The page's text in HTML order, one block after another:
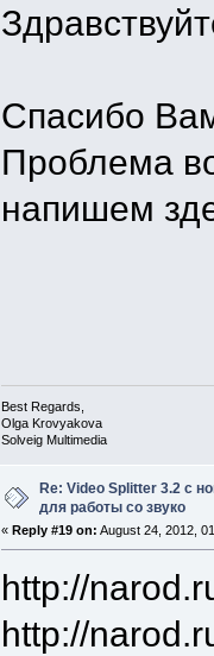
Спасибо
Проблема
напишем
Best Regards,
Olga Krovyakova
Solveig Multimedia
Re: Video Splitter 3.2 c
для работы со звуко
« Reply #19 on: August 24, 2012,
http://
http://